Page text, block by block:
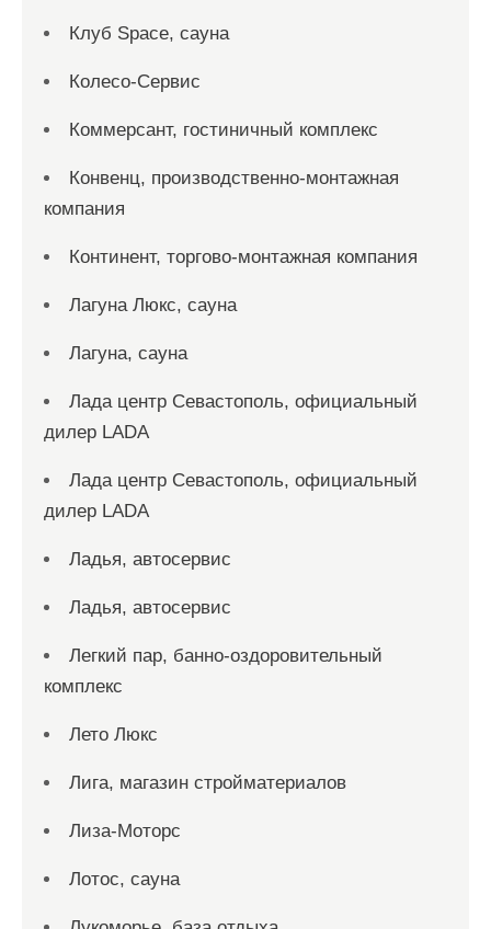
Клуб Space, сауна
Колесо-Сервис
Коммерсант, гостиничный комплекс
Конвенц, производственно-монтажная
компания
Континент, торгово-монтажная компания
Лагуна Люкс, сауна
Лагуна, сауна
Лада центр Севастополь, официальный
дилер LADA
Лада центр Севастополь, официальный
дилер LADA
Ладья, автосервис
Ладья, автосервис
Легкий пар, банно-оздоровительный
комплекс
Лето Люкс
Лига, магазин стройматериалов
Лиза-Моторс
Лотос, сауна